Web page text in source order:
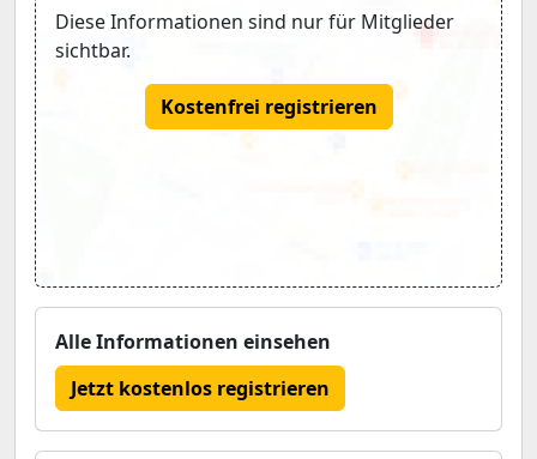
Diese Informationen sind nur für Mitglieder
sichtbar.
Kostenfrei registrieren
Alle Informationen einsehen
Jetzt kostenlos registrieren